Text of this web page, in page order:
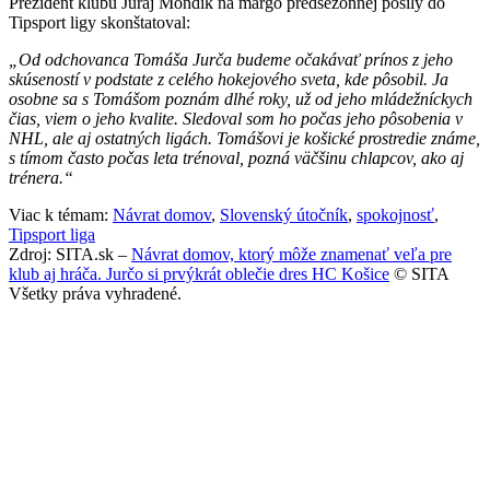
Tipsport ligy skonštatoval:
„Od odchovanca Tomáša Jurča budeme očakávať prínos z jeho
skúseností v podstate z celého hokejového sveta, kde pôsobil. Ja
osobne sa s Tomášom poznám dlhé roky, už od jeho mládežníckych
čias, viem o jeho kvalite. Sledoval som ho počas jeho pôsobenia v
NHL, ale aj ostatných ligách. Tomášovi je košické prostredie známe,
s tímom často počas leta trénoval, pozná väčšinu chlapcov, ako aj
trénera.“
Viac k témam: Návrat domov, Slovenský útočník, spokojnosť,
Tipsport liga
Zdroj: SITA.sk – Návrat domov, ktorý môže znamenať veľa pre
klub aj hráča. Jurčo si prvýkrát oblečie dres HC Košice © SITA
Všetky práva vyhradené.